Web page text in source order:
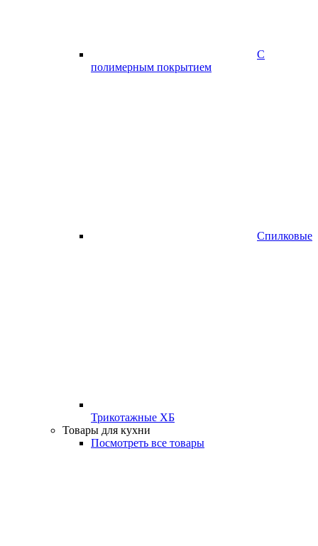
С
полимерным покрытием
Спилковые
Трикотажные ХБ
Товары для кухни
Посмотреть все товары